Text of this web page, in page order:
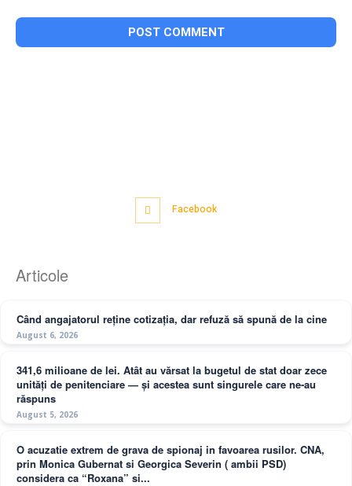
Facebook
Articole
Când angajatorul reține cotizația, dar refuză să spună de la cine
August 6, 2026
341,6 milioane de lei. Atât au vărsat la bugetul de stat doar zece
unități de penitenciare — și acestea sunt singurele care ne-au
răspuns
August 5, 2026
O acuzatie extrem de grava de spionaj in favoarea rusilor. CNA,
prin Monica Gubernat si Georgica Severin ( ambii PSD)
considera ca “Roxana” si...